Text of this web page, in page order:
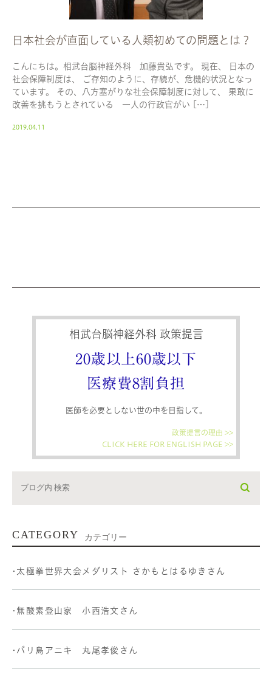
日本社会が直面している人類初めての問題とは？
こんにちは。相武台脳神経外科 加藤貴弘です。 現在、 日本の
社会保障制度は、 ご存知のように、存続が、危機的状況となっ
ています。 その、八方塞がりな社会保障制度に対して、 果敢に
改善を挑もうとされている 一人の行政官がい […]
2019.04.11
相武台脳神経外科 政策提言
20歳以上60歳以下
医療費8割負担
医師を必要としない世の中を目指して。
政策提言の理由 >>
CLICK HERE FOR ENGLISH PAGE >>
CATEGORY カテゴリー
•太極拳世界大会メダリスト さかもとはるゆきさん
•無酸素登山家 小西浩文さん
•バリ島アニキ 丸尾孝俊さん